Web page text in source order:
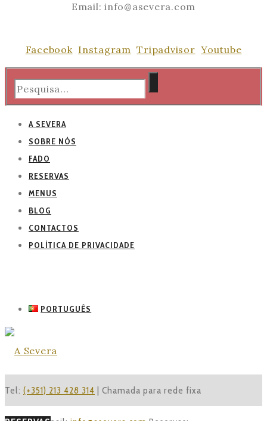
Email: info@asevera.com
Facebook Instagram Tripadvisor Youtube
A SEVERA
SOBRE NÓS
FADO
RESERVAS
MENUS
BLOG
CONTACTOS
POLÍTICA DE PRIVACIDADE
PORTUGUÊS
Tel: (+351) 213 428 314 | Chamada para rede fixa